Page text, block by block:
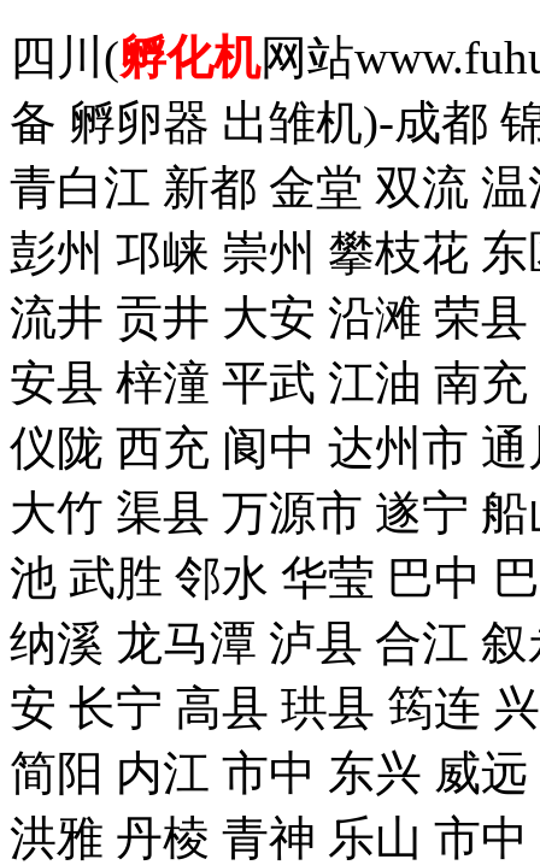
四川(孵化机网站
备 孵卵器 出雏机)-成都
青白江 新都 金堂 双流
彭州 邛崃 崇州 攀枝花
流井 贡井 大安 沿滩 荣
安县 梓潼 平武 江油 南
仪陇 西充 阆中 达州市
大竹 渠县 万源市 遂宁
池 武胜 邻水 华莹 巴中
纳溪 龙马潭 泸县 合江
安 长宁 高县 珙县 筠连
简阳 内江 市中 东兴 威
洪雅 丹棱 青神 乐山 市